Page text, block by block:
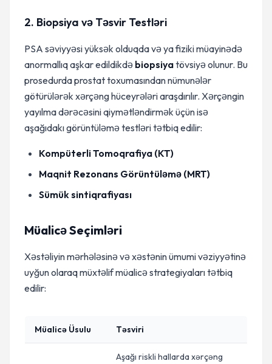
2. Biopsiya və Təsvir Testləri
PSA səviyyəsi yüksək olduqda və ya fiziki müayinədə
anormallıq aşkar edildikdə biopsiyatövsiyə olunur. Bu
prosedurda prostat toxumasından nümunələr
götürülərək xərçəng hüceyrələri araşdırılır. Xərçəngin
yayılma dərəcəsini qiymətləndirmək üçün isə
aşağıdakı görüntüləmə testləri tətbiq edilir:
Kompüterli Tomoqrafiya (KT)
Maqnit Rezonans Görüntüləmə (MRT)
Sümük sintiqrafiyası
Müalicə Seçimləri
Xəstəliyin mərhələsinə və xəstənin ümumi vəziyyətinə
uyğun olaraq müxtəlif müalicə strategiyaları tətbiq
edilir:
Müalicə Üsulu Təsviri
Aşağı riskli hallarda xərçəng